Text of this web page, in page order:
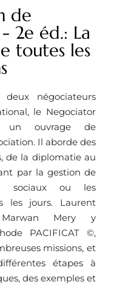
de
2e éd.: La
toutes les
négociateurs
le Negociator
un ouvrage de
Il aborde des
de la diplomatie au
par la gestion de
sociaux ou les
les jours. Laurent
Mery y
PACIFICAT ©,
missions, et
étapes à
des exemples et